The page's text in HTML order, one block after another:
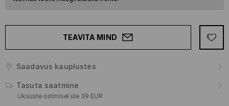
TEAVITA MIND
Saadavus kauplustes
Tasuta saatmine
Üksuste ostmisel üle 39 EUR